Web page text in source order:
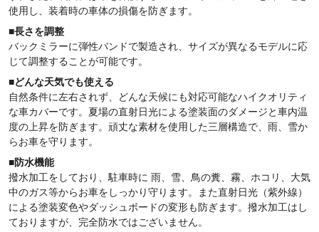
使用し、装着時の車体の損傷を防ぎます。
■長さを調整
バックミラーに弾性バンドで製造され、サイズが異なるモデルに応
じて調整することが可能です。
■どんな天気でも使える
自然条件に左右されず、どんな天候にも対応可能なハイクオリティ
な車カバーです。夏場の直射日光による塗装面のダメージと車内温
度の上昇を防ぎます。頑丈な素材を使用した三層構造で、雨、雪か
らお車を守ります。
■防水機能
撥水加工をしており、駐車時に 雨、雪、鳥の糞、霧、ホコリ、大気
中のガス等からお車をしっかり守ります。また直射日光（紫外線）
による塗装変色やダッシュボードの変形も防ぎます。撥水加工はし
ておりますが、完全防水ではございません。